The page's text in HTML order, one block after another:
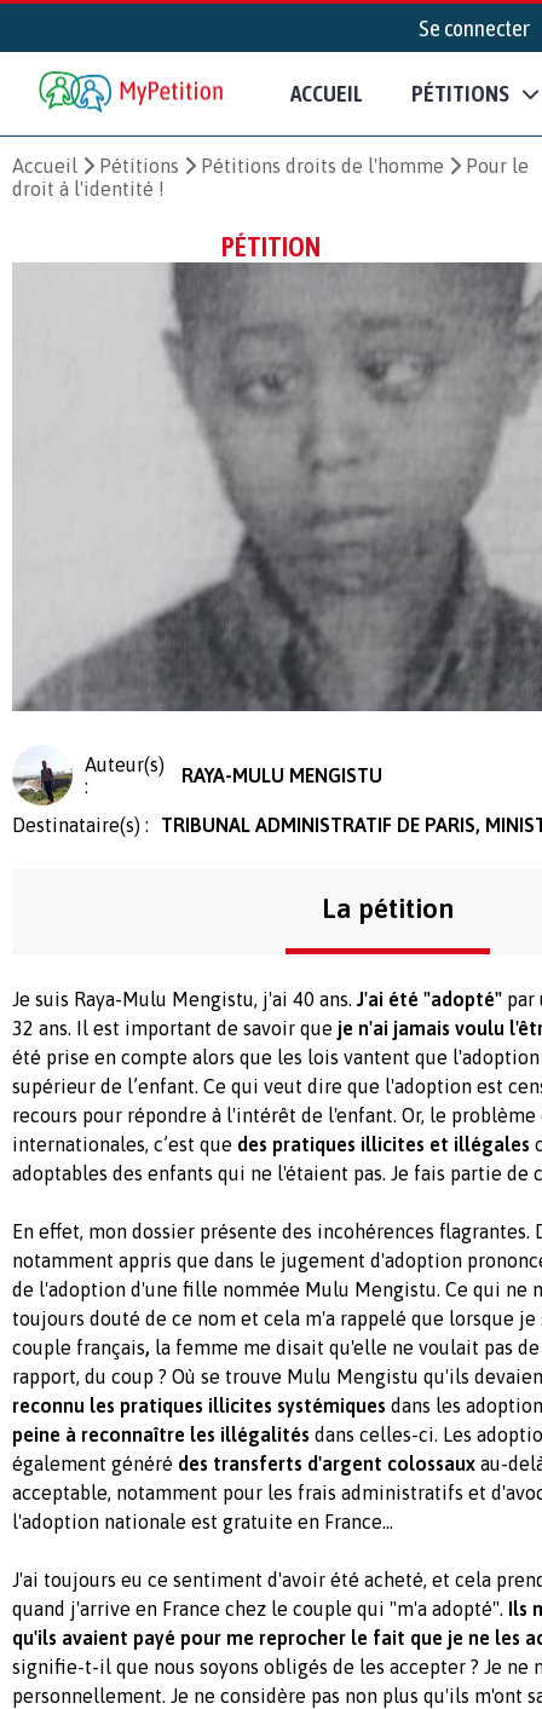
Se connecter
ACCUEIL PÉTITIONS
Accueil Pétitions Pétitions droits de l'homme
Pour le
droit à l'identité !
PÉTITION
Auteur(s)
:
RAYA-MULU MENGISTU
Destinataire(s) : TRIBUNAL ADMINISTRATIF DE PARIS,
La pétition
Je suis Raya-Mulu Mengistu, j'ai 40 ans. J'ai été "adopté" par
32 ans. Il est important de savoir que je n'ai jamais voulu
été prise en compte alors que les lois vantent que
supérieur de l’enfant. Ce qui veut dire que l'adoption est
recours pour répondre à l'intérêt de l'enfant. Or, le problème
internationales, c’est que des pratiques illicites et illégales
adoptables des enfants qui ne l'étaient pas. Je fais partie de
En effet, mon dossier présente des incohérences flagrantes.
notamment appris que dans le jugement d'adoption
de l'adoption d'une fille nommée Mulu Mengistu. Ce qui ne
toujours douté de ce nom et cela m'a rappelé que lorsque je
couple français, la femme me disait qu'elle ne voulait pas
rapport, du coup ? Où se trouve Mulu Mengistu qu'ils
reconnu les pratiques illicites systémiques dans les
peine à reconnaître les illégalités dans celles-ci. Les
également généré des transferts d'argent colossaux au-
acceptable, notamment pour les frais administratifs et
l'adoption nationale est gratuite en France...
J'ai toujours eu ce sentiment d'avoir été acheté, et cela
quand j'arrive en France chez le couple qui "m'a adopté". Ils
qu'ils avaient payé pour me reprocher le fait que je ne les
signifie-t-il que nous soyons obligés de les accepter ? Je ne
personnellement. Je ne considère pas non plus qu'ils m'ont